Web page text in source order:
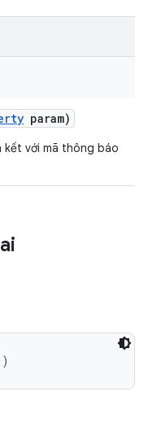
param)
kết với mã thông báo